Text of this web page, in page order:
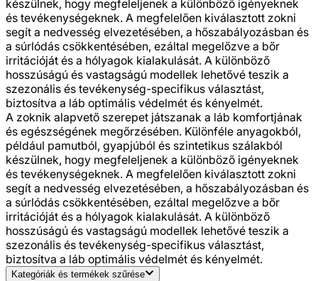
készülnek, hogy megfeleljenek a különböző igényeknek
és tevékenységeknek. A megfelelően kiválasztott zokni
segít a nedvesség elvezetésében, a hőszabályozásban és
a súrlódás csökkentésében, ezáltal megelőzve a bőr
irritációját és a hólyagok kialakulását. A különböző
hosszúságú és vastagságú modellek lehetővé teszik a
szezonális és tevékenység-specifikus választást,
biztosítva a láb optimális védelmét és kényelmét.
A zoknik alapvető szerepet játszanak a láb komfortjának
és egészségének megőrzésében. Különféle anyagokból,
például pamutból, gyapjúból és szintetikus szálakból
készülnek, hogy megfeleljenek a különböző igényeknek
és tevékenységeknek. A megfelelően kiválasztott zokni
segít a nedvesség elvezetésében, a hőszabályozásban és
a súrlódás csökkentésében, ezáltal megelőzve a bőr
irritációját és a hólyagok kialakulását. A különböző
hosszúságú és vastagságú modellek lehetővé teszik a
szezonális és tevékenység-specifikus választást,
biztosítva a láb optimális védelmét és kényelmét.
Kategóriák és termékek szűrése